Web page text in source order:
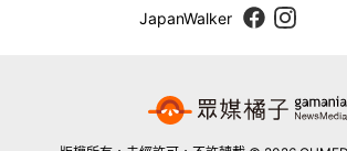
JapanWalker